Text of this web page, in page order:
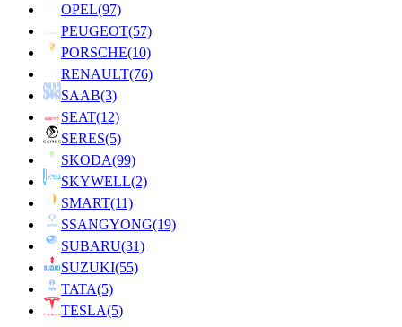
OPEL(97)
PEUGEOT(57)
PORSCHE(10)
RENAULT(76)
SAAB(3)
SEAT(12)
SERES(5)
SKODA(99)
SKYWELL(2)
SMART(11)
SSANGYONG(19)
SUBARU(31)
SUZUKI(55)
TATA(5)
TESLA(5)